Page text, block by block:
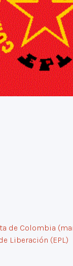
de Colombia
Liberación (EPL)